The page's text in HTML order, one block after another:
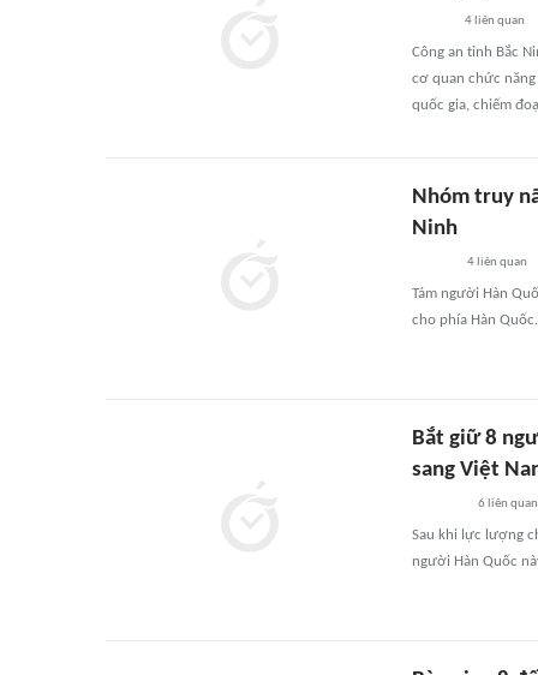
4 liên quan
Công an tỉnh Bắc
cơ quan chức
quốc gia, chiếm
Nhóm truy
Ninh
4liên quan
Tám người Hàn
cho phía Hàn
Bắt giữ 8
sang Việt
6 liên quan
Sau khi lực lượng
người Hàn Quốc